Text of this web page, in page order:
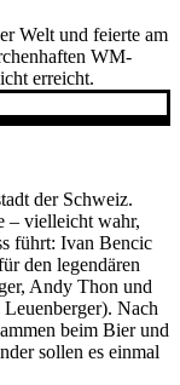
Welt und feierte am
WM-
erreicht.
der Schweiz.
– vielleicht wahr,
führt: Ivan Bencic
den legendären
Andy Thon und
Nach
beim Bier und
sollen es einmal